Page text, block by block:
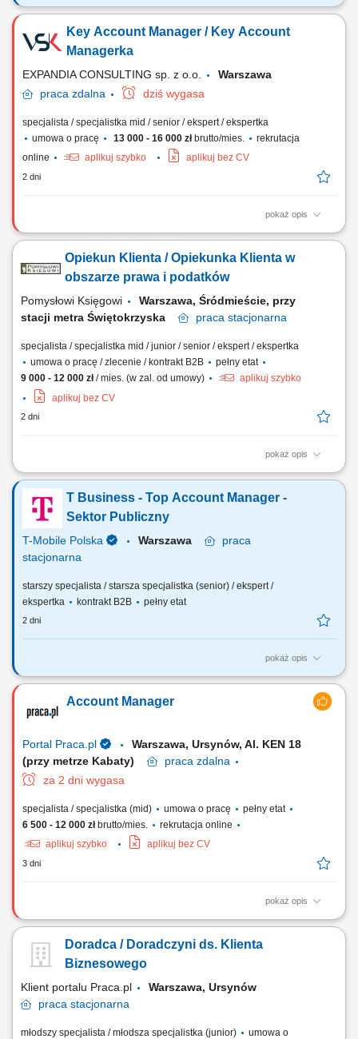
Zadania, które na Ciebie czekają: Zarządzanie aktualną bazą Klientów
produktów w odpowiedzi na rozpoznane potrzeby klientów, Budowanie
silnych relacji z Klientami, Prezentowanie i aktywne uczestnictwo w
Key Account Manager / Key Account
Managerka
EXPANDIA CONSULTING sp. z o.o.
Warszawa
praca zdalna dziś wygasa
specjalista / specjalistka mid / senior / ekspert / ekspertka
umowa o pracę
13 000 - 16 000 złbrutto/mies.
rekrutacja
online
aplikuj szybko aplikuj bez CV
2 dni
pokaż opis
Zadania Aktywne pozyskiwanie klientów i rozwój sprzedaży w Polsce
sektorem B2B; Przygotowywanie ofert handlowych oraz prowadzenie
negocjacji; Bieżąca analiza rentowności, marżowości oraz kontrola
Opiekun Klienta / Opiekunka Klienta w
obszarze prawa i podatków
Pomysłowi Księgowi
Warszawa, Śródmieście, przy
stacji metra Świętokrzyska
praca stacjonarna
specjalista / specjalistka mid / junior / senior / ekspert / ekspertka
umowa o pracę / zlecenie / kontrakt B2B
pełny etat
9 000 - 12 000 zł/ mies. (w zal. od umowy)
aplikuj szybko
aplikuj bez CV
2 dni
pokaż opis
Samodzielne prowadzenie komunikacji telefonicznej oraz mailowej z
portfelem stałych klientów w obszarze prawa i podatków. Realizacja
spotkań bezpośrednich oraz budowanie trwałych relacji z
kontrahentami. Reprezentowanie interesów klientów w kontaktach z
organami administracji publicznej i...
T Business - Top Account Manager -
Sektor Publiczny
T-Mobile Polska Warszawa
praca
stacjonarna
starszy specjalista / starsza specjalistka (senior) / ekspert /
ekspertka
kontrakt B2B pełny etat
2 dni
pokaż opis
Zadania, które na Ciebie czekają: Rozwijanie współpracy z obecnymi i
Polsce; Sprzedaż kompleksowych rozwiązań oraz usług IT i ICT, w tym:
Cloud, Infrastruktura, Cybersecurity, Modern Workplace, Networking.
Account Manager
Portal Praca.pl
Warszawa, Ursynów, Al. KEN 18
(przy metrze Kabaty)
praca zdalna
za 2 dni wygasa
specjalista / specjalistka (mid) umowa o pracę
pełny etat
6 500 - 12 000 złbrutto/mies.
rekrutacja online
aplikuj szybko
aplikuj bez CV
3 dni
pokaż opis
Zakres obowiązków: Aktywne pozyskiwanie nowych klientów B2B –
Docieranie do nowych firm i decydentów – systematyczna praca na
rynku; Prowadzenie spotkań i prezentacja oferty firmy;
Doradca / Doradczyni ds. Klienta
Biznesowego
Klient portalu Praca.pl
Warszawa, Ursynów
praca stacjonarna
młodszy specjalista / młodsza specjalistka (junior)
umowa o